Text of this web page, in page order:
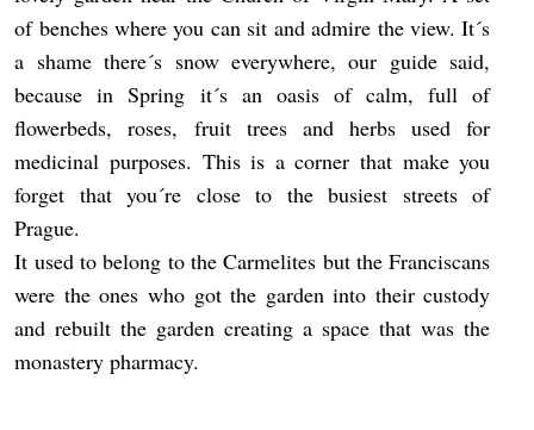
of benches where you can sit and admire the view. It´s
a shame there´s snow everywhere, our guide said,
because in Spring it´s an oasis of calm, full of
flowerbeds, roses, fruit trees and herbs used for
medicinal purposes. This is a corner that make you
forget that you´re close to the busiest streets of
Prague.
It used to belong to the Carmelites but the Franciscans
were the ones who got the garden into their custody
and rebuilt the garden creating a space that was the
monastery pharmacy.